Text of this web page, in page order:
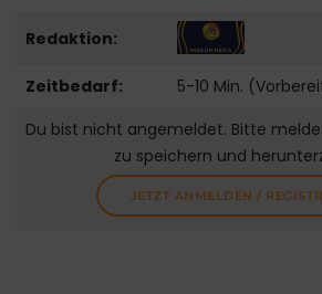
Redaktion:
Zeitbedarf:
5-10 Min.
Du bist nicht angemeldet. Bitte
zu speichern und
JETZT ANMELDEN /